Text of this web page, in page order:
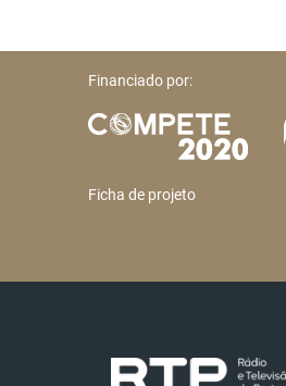
Financiado por:
Ficha de projeto